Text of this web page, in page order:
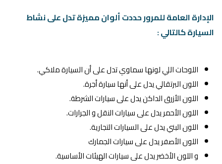
الإدارة العامة للمرور حددت ألوان مميزة تدل على نشاط
السيارة كالتالي :
اللوحات اللي لونها سماوي تدل على أن السيارة ملاكي.
اللون البرتقالي يدل على أنها سيارة أجرة.
اللون الأزرق الداكن يدل على سيارات الشرطة.
اللون الأحمر يدل على سيارات النقل و الجرارات.
اللون البني يدل على السيارات التجارية.
اللون الأصفر يدل على سيارات الجمارك
و اللون الأخضر يدل على سيارات الهيئات الأساسية.